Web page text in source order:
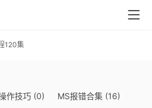
120集
作技巧 (0) MS报错合集 (16)